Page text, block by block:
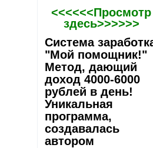
<<<<<<Просмотр
здесь>>>>>>
Система
"Мой помощник!"
Метод, дающий
доход 4000-6000
рублей в день!
Уникальная
программа,
создавалась
автором